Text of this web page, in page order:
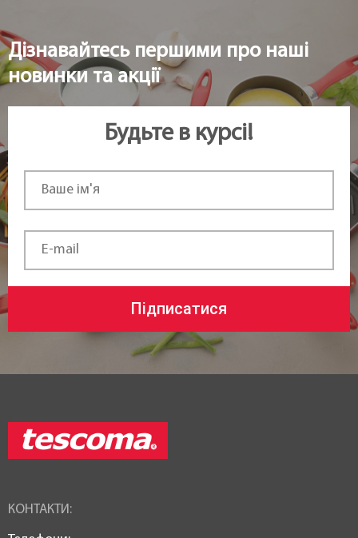
Дізнавайтесь першими про наші
новинки та акції
Будьте в курсі!
Підписатися
КОНТАКТИ: